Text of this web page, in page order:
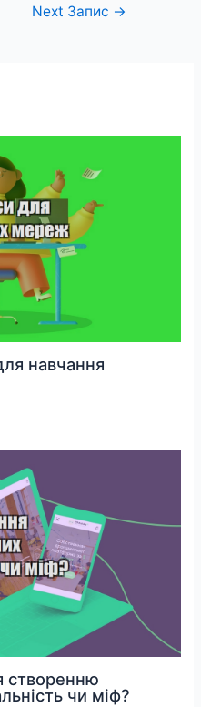
Next Запис →
навчання
створенню
чи міф?